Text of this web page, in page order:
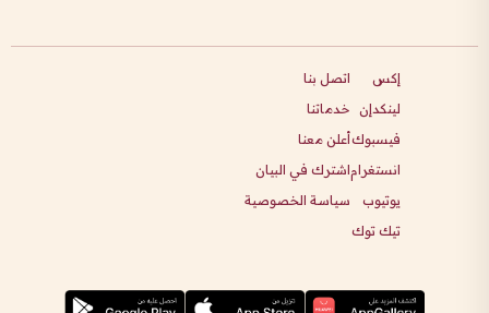
إكس
لينكدإن
فيسبوك
انستغرام
يوتيوب
تيك توك
اتصل بنا
خدماتنا
أعلن معنا
اشترك في البيان
سياسة الخصوصية